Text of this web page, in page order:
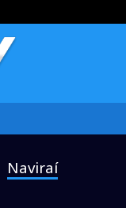
Naviraí